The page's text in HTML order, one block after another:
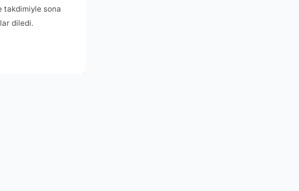
takdimiyle sona
diledi.